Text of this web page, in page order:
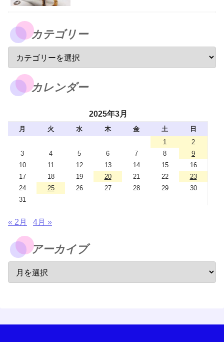
カテゴリー
カレンダー
2025年3月
月 火 水 木 金 土
日
1
2
3
4 5 6 7 8
9
10
11 12 13 14 15
16
17
18 19 20 21 22
23
24
25 26 27 28 29
30
31
« 2月 4月 »
アーカイブ